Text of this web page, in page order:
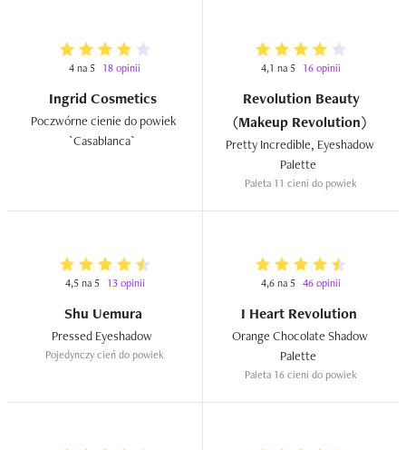
4 na 5 18 opinii
Ingrid Cosmetics
Poczwórne cienie do powiek
4,1 na 5 16 opinii
Revolution Beauty
(Makeup Revolution)
Pretty Incredible, Eyeshadow
Paleta 11 cieni do powiek
4,5 na 5 13 opinii
Shu Uemura
Pojedynczy cień do powiek
4,6 na 5 46 opinii
I Heart Revolution
Orange Chocolate Shadow
Paleta 16 cieni do powiek